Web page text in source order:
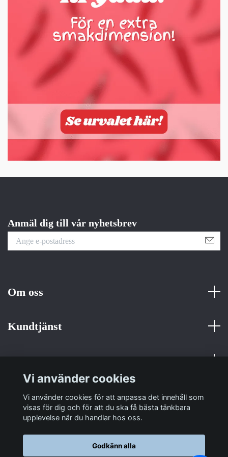
Anmäl dig till vår nyhetsbrev
Om oss
Kundtjänst
Sociala medier
Vi använder cookies
Vi använder cookies för att anpassa det innehåll som
visas för dig och för att du ska få bästa tänkbara
upplevelse när du handlar hos oss.
Godkänn alla